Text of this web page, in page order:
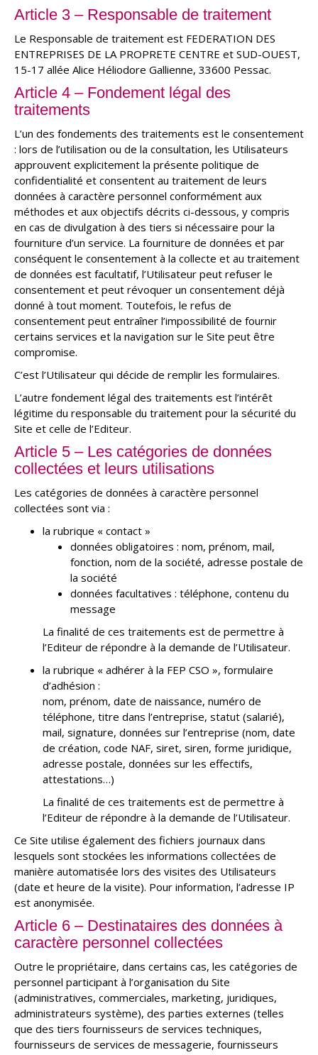
Article 3 – Responsable de traitement
Le Responsable de traitement est FEDERATION DES
ENTREPRISES DE LA PROPRETE CENTRE et SUD-OUEST,
15-17 allée Alice Héliodore Gallienne, 33600 Pessac.
Article 4 – Fondement légal des
traitements
L’un des fondements des traitements est le consentement
: lors de l’utilisation ou de la consultation, les Utilisateurs
approuvent explicitement la présente politique de
confidentialité et consentent au traitement de leurs
données à caractère personnel conformément aux
méthodes et aux objectifs décrits ci-dessous, y compris
en cas de divulgation à des tiers si nécessaire pour la
fourniture d’un service. La fourniture de données et par
conséquent le consentement à la collecte et au traitement
de données est facultatif, l’Utilisateur peut refuser le
consentement et peut révoquer un consentement déjà
donné à tout moment. Toutefois, le refus de
consentement peut entraîner l’impossibilité de fournir
certains services et la navigation sur le Site peut être
compromise.
C’est l’Utilisateur qui décide de remplir les formulaires.
L’autre fondement légal des traitements est l’intérêt
légitime du responsable du traitement pour la sécurité du
Site et celle de l’Editeur.
Article 5 – Les catégories de données
collectées et leurs utilisations
Les catégories de données à caractère personnel
collectées sont via :
la rubrique « contact »
données obligatoires : nom, prénom, mail,
fonction, nom de la société, adresse postale de
la société
données facultatives : téléphone, contenu du
message
La finalité de ces traitements est de permettre à
l’Editeur de répondre à la demande de l’Utilisateur.
la rubrique « adhérer à la FEP CSO », formulaire
d’adhésion :
nom, prénom, date de naissance, numéro de
téléphone, titre dans l’entreprise, statut (salarié),
mail, signature, données sur l’entreprise (nom, date
de création, code NAF, siret, siren, forme juridique,
adresse postale, données sur les effectifs,
attestations…)
La finalité de ces traitements est de permettre à
l’Editeur de répondre à la demande de l’Utilisateur.
Ce Site utilise également des fichiers journaux dans
lesquels sont stockées les informations collectées de
manière automatisée lors des visites des Utilisateurs
(date et heure de la visite). Pour information, l’adresse IP
est anonymisée.
Article 6 – Destinataires des données à
caractère personnel collectées
Outre le propriétaire, dans certains cas, les catégories de
personnel participant à l’organisation du Site
(administratives, commerciales, marketing, juridiques,
administrateurs système), des parties externes (telles
que des tiers fournisseurs de services techniques,
fournisseurs de services de messagerie, fournisseurs